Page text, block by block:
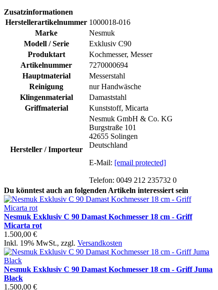
Zusatzinformationen
Herstellerartikelnummer 1000018-016
Marke
Nesmuk
Modell / Serie
Exklusiv C90
Produktart
Kochmesser, Messer
Artikelnummer
7270000694
Hauptmaterial
Messerstahl
Reinigung
nur Handwäsche
Klingenmaterial
Damaststahl
Griffmaterial
Kunststoff, Micarta
Hersteller / Importeur
Nesmuk GmbH & Co. KG
Burgstraße 101
42655 Solingen
Deutschland
E-Mail: [email protected]
Telefon: 0049 212 235732 0
Du könntest auch an folgenden Artikeln interessiert sein
Nesmuk Exklusiv C 90 Damast Kochmesser 18 cm - Griff
Micarta rot
1.500,00 €
Inkl. 19% MwSt., zzgl. Versandkosten
Nesmuk Exklusiv C 90 Damast Kochmesser 18 cm - Griff Juma
Black
1.500,00 €